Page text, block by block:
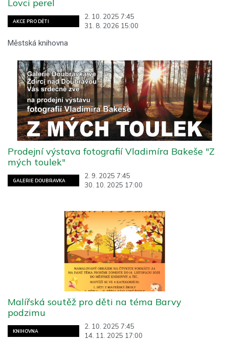
AKCE PRO DĚTI
2. 10. 2025 7:45
31. 8. 2026 15:00
Lovci perel
Městská knihovna
GALERIE DOUBRAVKA
2. 9. 2025 7:45
30. 10. 2025 17:00
Prodejní výstava fotografií Vladimíra Bakeše "Z
mých toulek"
KNIHOVNA
2. 10. 2025 7:45
14. 11. 2025 17:00
Malířská soutěž pro děti na téma Barvy
podzimu